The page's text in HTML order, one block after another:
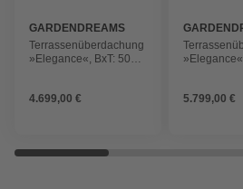
GARDENDREAMS
Terrassenüberdachung
»Elegance«, BxT: 5000
4.699,00 €
5.799,00 €